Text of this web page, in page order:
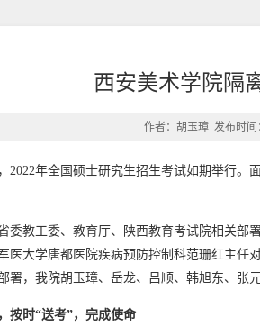
西安美术学院隔
作者：胡玉璋 发布时
2022年全国硕士研究生招生考试如期举行
委教工委、教育厅、陕西教育考试院相关部
医大学唐都医院疾病预防控制科范珊红主
署，我院胡玉璋、岳龙、吕顺、韩旭东、张
按时“送考”，完成使命